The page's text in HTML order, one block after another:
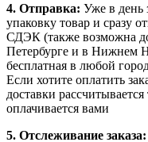
4. Отправка: Уже в день
упаковку товар и сразу
СДЭК (также возможна
Петербурге и в Нижнем
бесплатная в любой
Если хотите оплатить
доставки
оплачивается вами
5. Отслеживание заказа: